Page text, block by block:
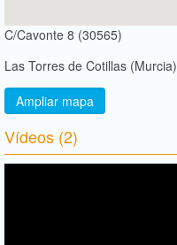
C/Cavonte 8 (30565)
Las Torres de Cotillas (Murcia)
Ampliar mapa
Vídeos (2)